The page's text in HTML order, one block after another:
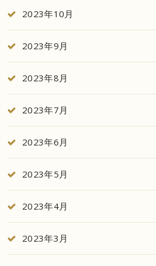
2023年10月
2023年9月
2023年8月
2023年7月
2023年6月
2023年5月
2023年4月
2023年3月